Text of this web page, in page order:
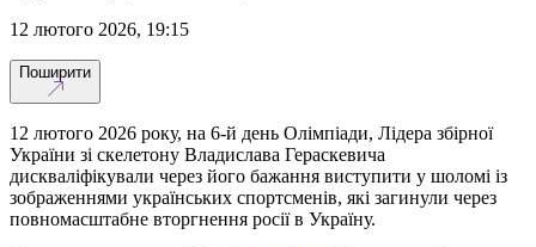
12 лютого 2026, 19:15
Поширити
12 лютого 2026 року, на 6-й день Олімпіади, Лідера збірної
України зі скелетону Владислава Гераскевича
дискваліфікували через його бажання виступити у шоломі із
зображеннями українських спортсменів, які загинули через
повномасштабне вторгнення росії в Україну.